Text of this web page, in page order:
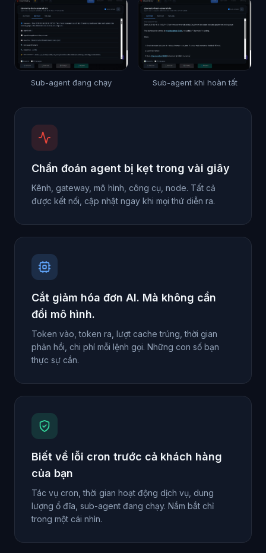
Sub-agent đang chạy Sub-agent khi hoàn tất
Chẩn đoán agent bị kẹt trong vài giây
Kênh, gateway, mô hình, công cụ, node. Tất cả
được kết nối, cập nhật ngay khi mọi thứ diễn ra.
Cắt giảm hóa đơn AI. Mà không cần
đổi mô hình.
Token vào, token ra, lượt cache trúng, thời gian
phản hồi, chi phí mỗi lệnh gọi. Những con số bạn
thực sự cần.
Biết về lỗi cron trước cả khách hàng
của bạn
Tác vụ cron, thời gian hoạt động dịch vụ, dung
lượng ổ đĩa, sub-agent đang chạy. Nắm bắt chỉ
trong một cái nhìn.